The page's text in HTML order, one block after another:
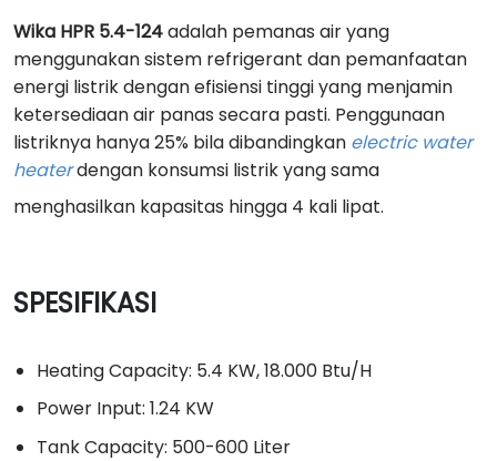
Wika HPR 5.4-124adalah pemanas air yang
menggunakan sistem refrigerant dan pemanfaatan
energi listrik dengan efisiensi tinggi yang menjamin
ketersediaan air panas secara pasti. Penggunaan
listriknya hanya 25% bila dibandingkan electric water
heaterdengan konsumsi listrik yang sama
menghasilkan kapasitas hingga 4 kali lipat.
SPESIFIKASI
Heating Capacity: 5.4 KW, 18.000 Btu/H
Power Input: 1.24 KW
Tank Capacity: 500-600 Liter